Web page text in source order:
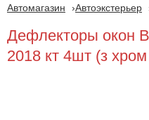
Автомагазин Автоэкстерьер
Дефлекторы окон
2018 кт 4шт (з